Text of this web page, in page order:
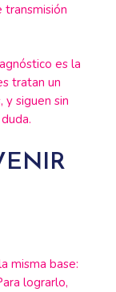
transmisión
es la
tratan un
y siguen sin
misma base:
lograrlo,